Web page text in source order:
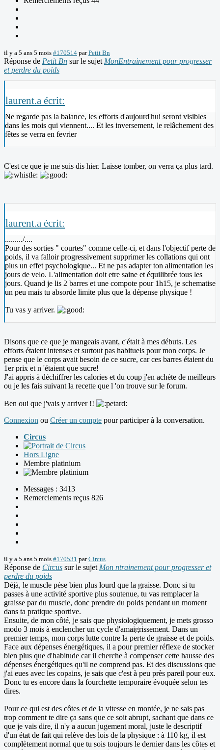
il y a 5 ans 5 mois #170514 parPetit Bn
Réponse de Petit Bn sur le sujet MonEntrainement pour progresser
et perdre du poids
laurent.a écrit:
Ne regarde pas la balance, les efforts d'aujourd'hui seront visibles
dans les mois qui viennent.... Et les inversement, le relâchement des
fêtes se verra en fevrier
C'est ce que je me suis dis hier. Laisse tomber, on verra ça plus tard.
laurent.a écrit:
........./....
Pour des sorties " courtes" comme celle-ci, et dans l'objectif perte de
poids, il va falloir progressivement supprimer les collations qui ont
plus un effet psychologique... Et ne pas adapter ton alimentation les
jours de velo. L'alimentation doit etre saine et équilibrée tous les
jours. Quand je lis 2 barres et une compote pour 1h15, je schematise
un peu mais tu absorde limite plus que la dépense physique !
Tu vas y arriver.
Disons que ce que je mangeais avant, c'était à mes débuts. Les
efforts étaient intenses et surtout pas habituels pour mon corps. Je
pense que le corps avait besoin de ce sucre, car ces barres étaient du
1er prix et n 'étaient que sucre!
J'ai appris à déchiffrer les calories et du coup j'en achète de meilleurs
ou je les fais suivant la recette que l 'on trouve sur le forum.
Ben oui que j'vais y arriver !!
Connexion ou Créer un compte pour participer à la conversation.
Circus
Hors Ligne
Membre platinium
Messages : 3413
Remerciements reçus 826
il y a 5 ans 5 mois #170531 parCircus
Réponse de Circus sur le sujet Mon ntrainement pour progresser et
perdre du poids
Déjà, le muscle pèse bien plus lourd que la graisse. Donc si tu
passes à une activité sportive plus soutenue, tu vas remplacer la
graisse par du muscle, donc prendre du poids pendant un moment
dans ta pratique sportive.
Ensuite, de mon côté, je sais que physiologiquement, je mets grosso
modo 3 mois à enclencher un cycle d'amaigrissement. Dans un
premier temps, mon corps lutte contre la perte de graisse et de poids.
Face aux dépenses énergétiques, il a pour premier réflexe de stocker
bien plus que d'habitude car il cherche à compenser cette hausse des
dépenses énergétiques qu'il ne comprend pas. Et des discussions que
j'ai eues avec les copains, je sais que c'est à peu près pareil pour eux.
Donc tu es encore dans la fourchette temporaire évoquée selon tes
dires.
Pour ce qui est des côtes et de la vitesse en montée, je ne sais pas
trop comment te dire ça sans que ce soit abrupt, sachant que dans ce
que je vais dire, il n'y a aucun jugement moral, juste le descriptif
d'un état de fait qui relève des lois de la physique : à 110 kg, il est
complètement normal que tu sois toujours le dernier dans les côtes et